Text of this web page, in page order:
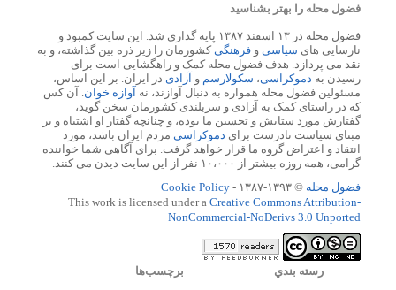
فضول محله را بهتر بشناسید
فضول محله در ۱۳ اسفند ۱۳۸۷ پایه گذاری شد. این سایت کمبود و
نارسایی های سیاسی و فرهنگی کشورمان را زیر ذره بین گذاشته، و به
نقد می پردازد. هدف فضول محله کمک و راهگشایی است برای
رسیدن به دموکراسی، سکولارسم و آزادی در ایران. بر این اساس،
مسئولین فضول محله همواره به دنبال آوازند، نه آوازه خوان . آن کس
که در راستای کمک به آزادی و سربلندی کشورمان سخن گوید،
گفتارش مورد ستایش و تحسین ما بوده، و چنانچه گفتار او اشتباه و بر
مبنای سیاست نادرست برای دموکراسی مردم ایران باشد، مورد
انتقاد و اعتراض گروه ما قرار خواهد گرفت. برای آگاهی شما خواننده
گرامی، همه روزه بیشتر از ۱۰،۰۰۰ نفر از این سایت دیدن می کنند.
فضول محله © ۱۳۹۳-۱۳۸۷ -
Cookie Policy
This work is licensed under a Creative Commons Attribution-
NonCommercial-NoDerivs 3.0 Unported
رسته بندي برچسب‌ها